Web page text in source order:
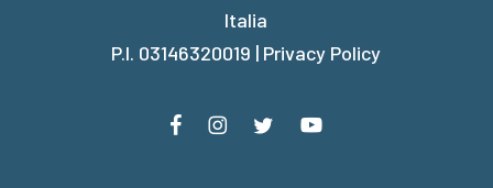
Italia
P.I. 03146320019 | Privacy Policy